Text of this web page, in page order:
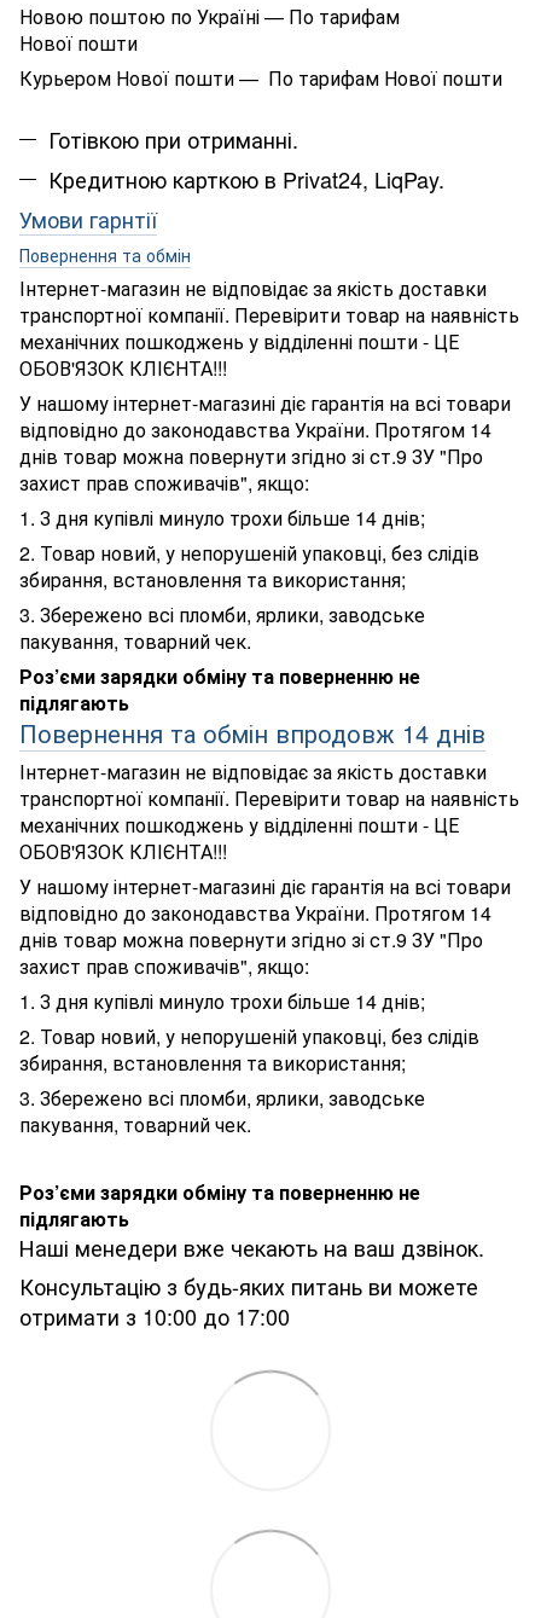
Новою поштою по Україні — По тарифам
Нової пошти
Курьером Нової пошти — По тарифам Нової пошти
Готівкою при отриманні.
Кредитною карткою в Privat24, LiqPay.
Умови гарнтії
Повернення та обмін
Інтернет-магазин не відповідає за якість доставки
транспортної компанії. Перевірити товар на наявність
механічних пошкоджень у відділенні пошти - ЦЕ
ОБОВ'ЯЗОК КЛІЄНТА!!!
У нашому інтернет-магазині діє гарантія на всі товари
відповідно до законодавства України. Протягом 14
днів товар можна повернути згідно зі ст.9 ЗУ "Про
захист прав споживачів", якщо:
1. З дня купівлі минуло трохи більше 14 днів;
2. Товар новий, у непорушеній упаковці, без слідів
збирання, встановлення та використання;
3. Збережено всі пломби, ярлики, заводське
пакування, товарний чек.
Роз’єми зарядки обміну та поверненню не
підлягають
Повернення та обмін впродовж 14 днів
Інтернет-магазин не відповідає за якість доставки
транспортної компанії. Перевірити товар на наявність
механічних пошкоджень у відділенні пошти - ЦЕ
ОБОВ'ЯЗОК КЛІЄНТА!!!
У нашому інтернет-магазині діє гарантія на всі товари
відповідно до законодавства України. Протягом 14
днів товар можна повернути згідно зі ст.9 ЗУ "Про
захист прав споживачів", якщо:
1. З дня купівлі минуло трохи більше 14 днів;
2. Товар новий, у непорушеній упаковці, без слідів
збирання, встановлення та використання;
3. Збережено всі пломби, ярлики, заводське
пакування, товарний чек.
Роз’єми зарядки обміну та поверненню не
підлягають
Наші менедери вже чекають на ваш дзвінок.
Консультацію з будь-яких питань ви можете
отримати з 10:00 до 17:00